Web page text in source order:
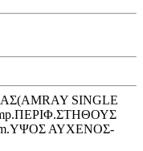
SINGLE
ΑΥΧΕΝΟΣ-